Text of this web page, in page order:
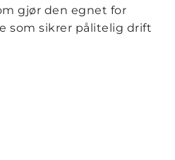
gjør den egnet for
som sikrer pålitelig drift